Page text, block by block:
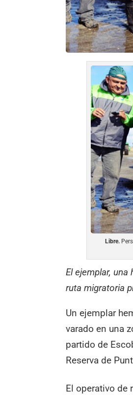
Libre.
El ejemplar,
ruta migratoria
Un ejemplar
varado en una
partido de
Reserva de
El operativo de